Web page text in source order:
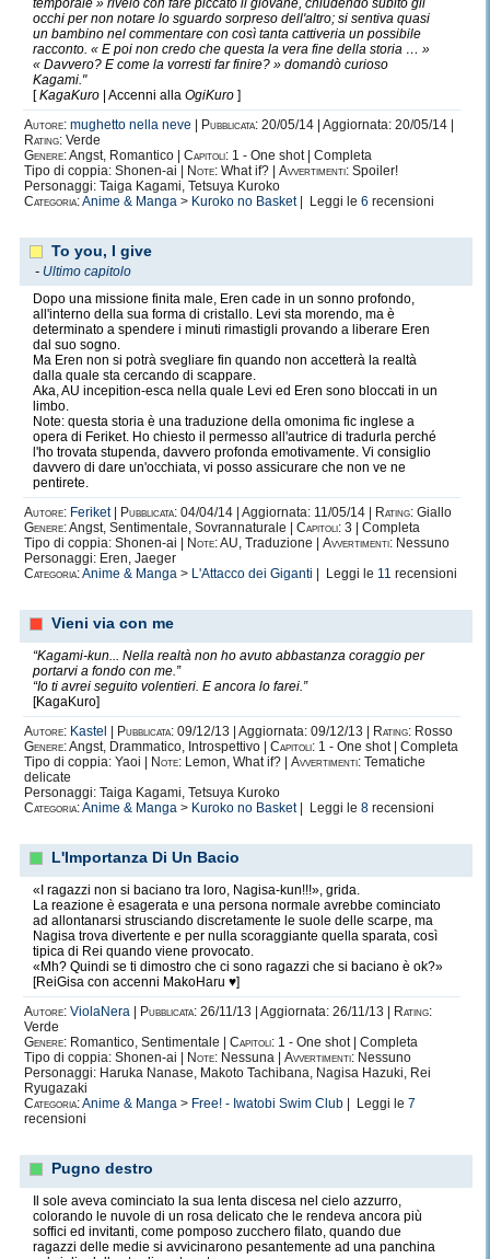
temporale » rivelò con fare piccato il giovane, chiudendo subito gli
occhi per non notare lo sguardo sorpreso dell'altro; si sentiva quasi
un bambino nel commentare con così tanta cattiveria un possibile
racconto. « E poi non credo che questa la vera fine della storia … »
« Davvero? E come la vorresti far finire? » domandò curioso
Kagami."
[KagaKuro | Accenni alla OgiKuro ]
Autore: mughetto nella neve Pubblicata: 20/05/14 | Aggiornata: 20/05/14 |
Rating: Verde
Genere:Angst, Romantico | Capitoli: 1 - One shot | Completa
Tipo di coppia: Shonen-ai |
Note: What if? | Avvertimenti: Spoiler!
Personaggi: Taiga Kagami, Tetsuya Kuroko
Categoria:Anime & Manga > Kuroko no Basket| Leggi le 6 recensioni
To you, I give
- Ultimo capitolo
Dopo una missione finita male, Eren cade in un sonno profondo,
all'interno della sua forma di cristallo. Levi sta morendo, ma è
determinato a spendere i minuti rimastigli provando a liberare Eren
dal suo sogno.
Ma Eren non si potrà svegliare fin quando non accetterà la realtà
dalla quale sta cercando di scappare.
Aka, AU incepition-esca nella quale Levi ed Eren sono bloccati in un
limbo.
Note: questa storia è una traduzione della omonima fic inglese a
opera di Feriket. Ho chiesto il permesso all'autrice di tradurla perché
l'ho trovata stupenda, davvero profonda emotivamente. Vi consiglio
davvero di dare un'occhiata, vi posso assicurare che non ve ne
pentirete.
Autore: Feriket| Pubblicata: 04/04/14 | Aggiornata: 11/05/14 | Rating: Giallo
Genere:Angst, Sentimentale, Sovrannaturale | Capitoli: 3 | Completa
Tipo di coppia: Shonen-ai |
Note:AU, Traduzione | Avvertimenti: Nessuno
Personaggi: Eren, Jaeger
Categoria:Anime & Manga > L'Attacco dei Giganti | Leggi le 11 recensioni
Vieni via con me
“Kagami-kun... Nella realtà non ho avuto abbastanza coraggio per
portarvi a fondo con me.”
“Io ti avrei seguito volentieri. E ancora lo farei.”
[KagaKuro]
Autore: Kastel Pubblicata: 09/12/13 | Aggiornata: 09/12/13 | Rating: Rosso
Genere:Angst, Drammatico, Introspettivo | Capitoli: 1 - One shot | Completa
Tipo di coppia: Yaoi |
Note: Lemon, What if? | Avvertimenti: Tematiche
delicate
Personaggi: Taiga Kagami, Tetsuya Kuroko
Categoria:Anime & Manga > Kuroko no Basket| Leggi le 8 recensioni
L'Importanza Di Un Bacio
«I ragazzi non si baciano tra loro, Nagisa-kun!!!», grida.
La reazione è esagerata e una persona normale avrebbe cominciato
ad allontanarsi strusciando discretamente le suole delle scarpe, ma
Nagisa trova divertente e per nulla scoraggiante quella sparata, così
tipica di Rei quando viene provocato.
«Mh? Quindi se ti dimostro che ci sono ragazzi che si baciano è ok?»
[ReiGisa con accenni MakoHaru ♥]
Autore: ViolaNera Pubblicata: 26/11/13 | Aggiornata: 26/11/13 |
Rating:
Verde
Genere: Romantico, Sentimentale | Capitoli: 1 - One shot | Completa
Tipo di coppia: Shonen-ai |
Note: Nessuna | Avvertimenti: Nessuno
Personaggi: Haruka Nanase, Makoto Tachibana, Nagisa Hazuki, Rei
Ryugazaki
Categoria:Anime & Manga > Free! - Iwatobi Swim Club | Leggi le 7
recensioni
Pugno destro
Il sole aveva cominciato la sua lenta discesa nel cielo azzurro,
colorando le nuvole di un rosa delicato che le rendeva ancora più
soffici ed invitanti, come pomposo zucchero filato, quando due
ragazzi delle medie si avvicinarono pesantemente ad una panchina